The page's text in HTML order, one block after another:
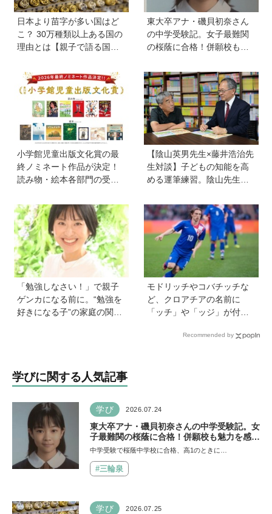
日本より苗字が多い国はど
こ？ 30万種類以上ある国の
理由とは【親子で語る国際
東大卒アナ・磯貝初奈さん
の中学受験記。女子最難関
の桜蔭に合格！併願校も魅
声かけは「睡眠が何より大
事」「勉強イヤならしなく
ていいよ」
小学館児童出版文化賞の最
終ノミネート作品が決定！
読み物・絵本各部門の受賞
【陰山英男先生×藤井浩治先
生対談】子どもの知能を高
める運筆練習。陰山先生が
ルできるようになれば、文
字を覚えることなんて簡
単！」という理由は？
「勉強しなさい！」で親子
ゲンカになる前に。“勉強を
好きになる子”の家庭の関わ
モドリッチやコバチッチな
ど、クロアチアの名前に
「ッチ」や「ッジ」が付く
Recommended by
学びに関する人気記事
学び 2026.07.24
東大卒アナ・磯貝初奈さんの中学受験記。女
子最難関の桜蔭に合格！併願校も魅力を感じ
た渋渋に。母親の声かけは「睡眠が何より大
中学受験で桜蔭中学校に合格、高1のときに…
#三輪泉
学び 2026.07.25